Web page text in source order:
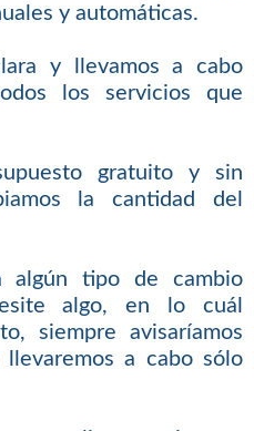
y automáticas.
y llevamos a cabo
los servicios que
gratuito y sin
la cantidad del
algún tipo de cambio
algo, en lo cuál
siempre avisaríamos
a cabo sólo